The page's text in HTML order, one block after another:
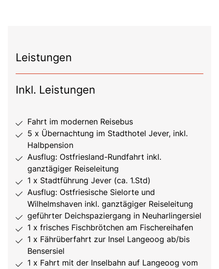
Leistungen
Inkl. Leistungen
Fahrt im modernen Reisebus
5 x Übernachtung im Stadthotel Jever, inkl.
Halbpension
Ausflug: Ostfriesland-Rundfahrt inkl.
ganztägiger Reiseleitung
1 x Stadtführung Jever (ca. 1.Std)
Ausflug: Ostfriesische Sielorte und
Wilhelmshaven inkl. ganztägiger Reiseleitung
geführter Deichspaziergang in Neuharlingersiel
1 x frisches Fischbrötchen am Fischereihafen
1 x Fährüberfahrt zur Insel Langeoog ab/bis
Bensersiel
1 x Fahrt mit der Inselbahn auf Langeoog vom